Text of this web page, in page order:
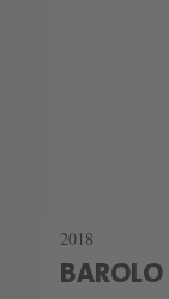
2018
BAROLO